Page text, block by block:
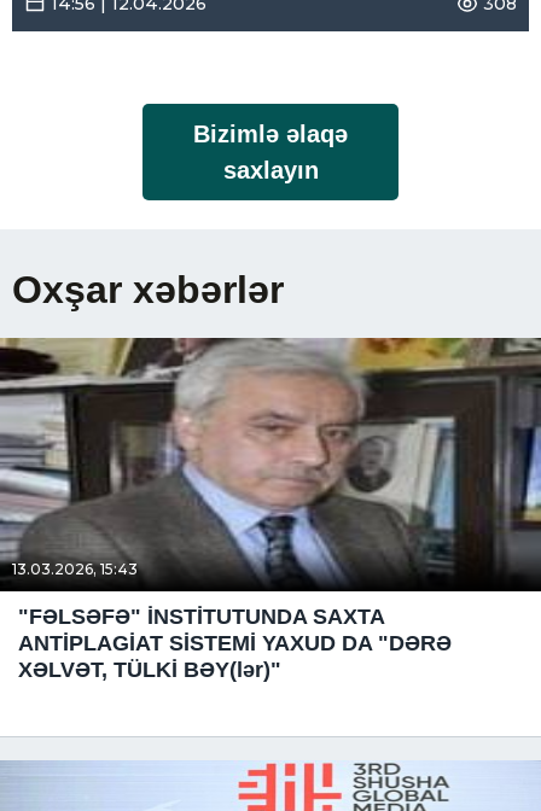
Bizimlə əlaqə
saxlayın
Oxşar xəbərlər
13.03.2026, 15:43
"FƏLSƏFƏ" İNSTİTUTUNDA SAXTA
ANTİPLAGİAT SİSTEMİ YAXUD DA "DƏRƏ
XƏLVƏT, TÜLKİ BƏY(lər)"